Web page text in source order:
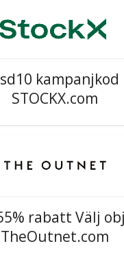
kampanjkod
STOCKX.com
rabatt Välj
TheOutnet.com